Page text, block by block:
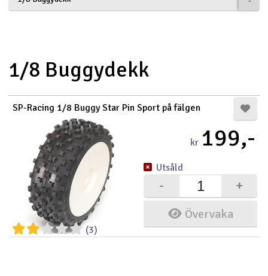
Drönare för FPV
Flygplan
Helikopter
Kamerautrustning
Modellbygg- och byggsatser
Modelljärnväg
1/8 Buggydekk
SP-Racing 1/8 Buggy Star Pin Sport på fälgen
(3)
kr 199,-
Övervaka
+
-
Utsåld